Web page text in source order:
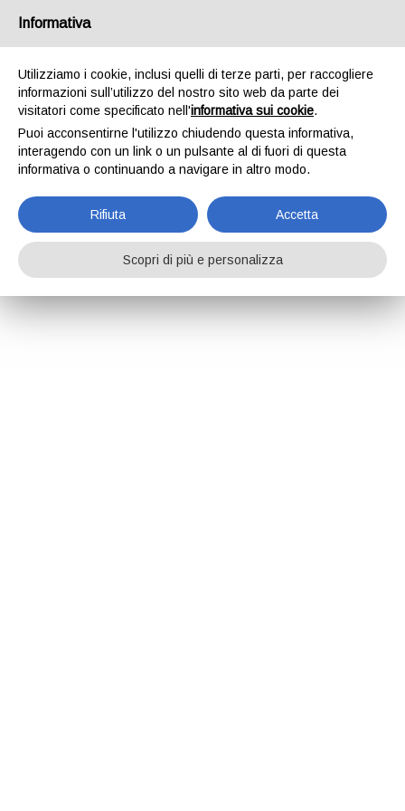
Informativa
Utilizziamo i cookie, inclusi quelli di terze parti, per raccogliere
informazioni sull’utilizzo del nostro sito web da parte dei
visitatori come specificato nell'informativa sui cookie.
Puoi acconsentirne l'utilizzo chiudendo questa informativa,
interagendo con un link o un pulsante al di fuori di questa
informativa o continuando a navigare in altro modo.
Rifiuta Accetta
Scopri di più e personalizza